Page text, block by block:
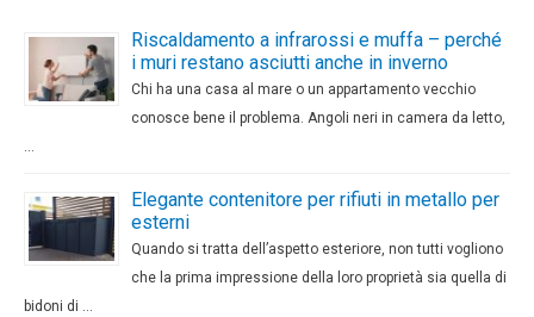
Riscaldamento a infrarossi e muffa – perché
i muri restano asciutti anche in inverno
Chi ha una casa al mare o un appartamento vecchio
conosce bene il problema. Angoli neri in camera da letto,
…
Elegante contenitore per rifiuti in metallo per
esterni
Quando si tratta dell’aspetto esteriore, non tutti vogliono
che la prima impressione della loro proprietà sia quella di
bidoni di …